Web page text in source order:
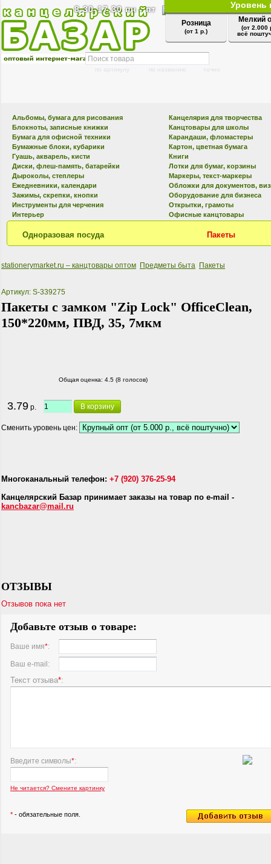
Уровень
Розница
(от 1 р.)
Мелкий
(от 2.000
всё
8.30-17.30 пн - пт
Альбомы, бумага для рисования
Блокноты, записные книжки
Бумага для офисной техники
Бумажные блоки, кубарики
Гуашь, акварель, кисти
Диски, флеш-память, батарейки
Дыроколы, степлеры
Ежедневники, календари
Зажимы, скрепки, кнопки
Инструменты для черчения
Интерьер
Канцелярия для творчества
Канцтовары для школы
Карандаши, фломастеры
Картон, цветная бумага
Книги
Лотки для бумаг, корзины
Маркеры, текст-маркеры
Обложки для документов,
Оборудование для бизнеса
Открытки, грамоты
Офисные канцтовары
Одноразовая посуда Пакеты
stationerymarket.ru – канцтовары оптом Предметы быта Пакеты
Артикул: S-339275
Пакеты с замком "Zip Lock" OfficeClean,
150*220мм, ПВД, 35, 7мкм
Общая оценка: 4.5 (8 голосов)
3.79 р. В корзину
Сменить уровень цен:
Многоканальный телефон: +7 (920) 376-25-94
Канцелярский Базар принимает заказы на товар по e-mail -
kancbazar@mail.ru
ОТЗЫВЫ
Отзывов пока нет
Добавьте отзыв о товаре:
Ваше имя*:
Ваш e-mail:
Текст отзыва*:
Введите символы*:
Не читается? Смените картинку
* - обязательные поля.